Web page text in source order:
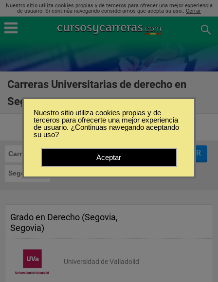
Nuestro sitio utiliza cookies propias y de terceros para ofrecer una mejor experiencia
de usuario. Si continúa navegando consideramos que acepta su uso.. Cerrar
Carreras Universitarias de derecho en
Segovia
Carreras Universitarias Derecho
Segovia
FILTRAR
Grado en Derecho (Segovia,
Segovia)
Universidad de Valladolid
Nuestro sitio utiliza cookies propias y de
terceros para ofrecerte una mejor experiencia
de usuario. ¿Continuas navegando aceptando
su uso?
Aceptar